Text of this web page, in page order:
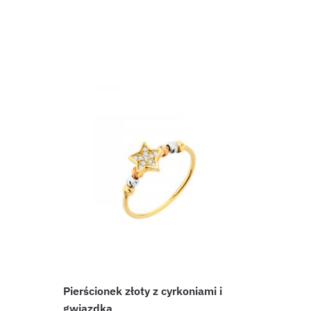
Pierścionek złoty z cyrkoniami i